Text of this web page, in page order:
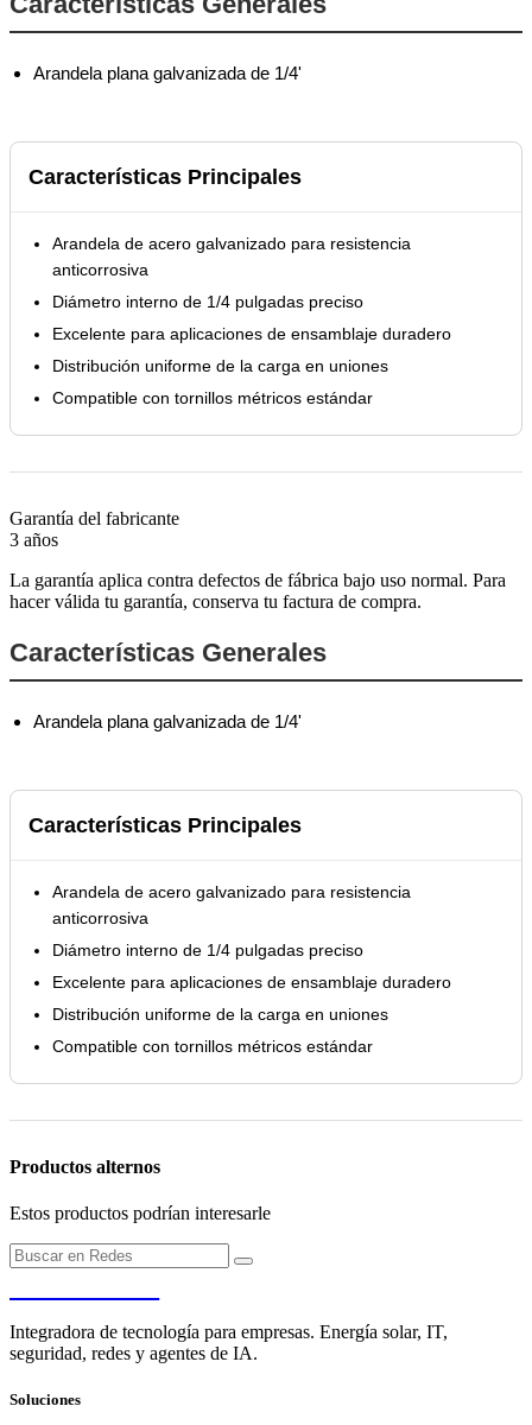
Arandela plana galvanizada de 1/4'
Características Principales
Arandela de acero galvanizado para resistencia
anticorrosiva
Diámetro interno de 1/4 pulgadas preciso
Excelente para aplicaciones de ensamblaje duradero
Distribución uniforme de la carga en uniones
Compatible con tornillos métricos estándar
Garantía del fabricante
3 años
La garantía aplica contra defectos de fábrica bajo uso normal. Para
hacer válida tu garantía, conserva tu factura de compra.
Características Generales
Arandela plana galvanizada de 1/4'
Características Principales
Arandela de acero galvanizado para resistencia
anticorrosiva
Diámetro interno de 1/4 pulgadas preciso
Excelente para aplicaciones de ensamblaje duradero
Distribución uniforme de la carga en uniones
Compatible con tornillos métricos estándar
Productos alternos
Estos productos podrían interesarle
Integradora de tecnología para empresas. Energía solar, IT,
seguridad, redes y agentes de IA.
Soluciones